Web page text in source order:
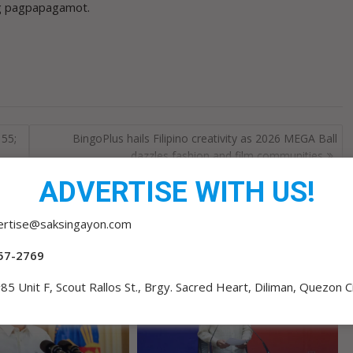
pagpapagamot.
BingoPlus hails Filipino creativity as 2026 MEGA Ball
dazzles fashion and film communities
ADVERTISE WITH US!
2769
Unit F, Scout Rallos St., Brgy. Sacred Heart, Diliman, Quezon